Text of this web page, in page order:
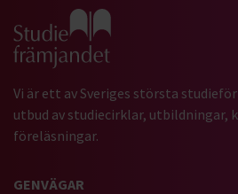
Gå till studiefrämjandets startsida
Vi är ett av Sveriges största
utbud av studiecirklar, utbildningar,
föreläsningar.
GENVÄGAR